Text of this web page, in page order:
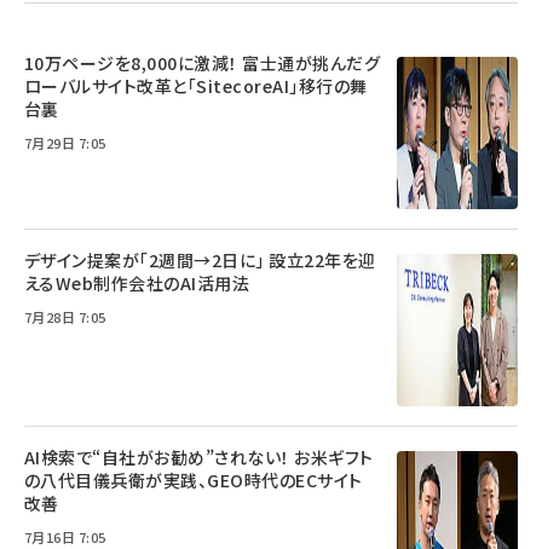
10万ページを8,000に激減！ 富士通が挑んだグ
ローバルサイト改革と「SitecoreAI」移行の舞
台裏
7月29日 7:05
デザイン提案が「2週間→2日に」 設立22年を迎
えるWeb制作会社のAI活用法
7月28日 7:05
AI検索で“自社がお勧め”されない！ お米ギフト
の八代目儀兵衛が実践、GEO時代のECサイト
改善
7月16日 7:05